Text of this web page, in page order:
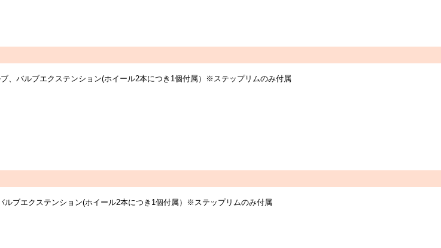
バルブエクステンション(ホイール2本につき1個付属）※ステップリムのみ付属
ブエクステンション(ホイール2本につき1個付属）※ステップリムのみ付属